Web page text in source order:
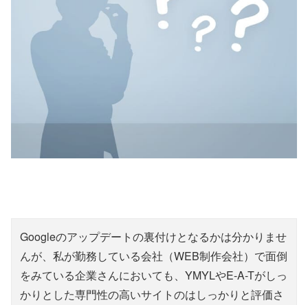
Googleのアップデートの裏付けとなるかは分かりませ
んが、私が勤務している会社（WEB制作会社）で面倒
をみている企業さんにおいても、YMYLやE-A-Tがしっ
かりとした専門性の高いサイトのはしっかりと評価さ